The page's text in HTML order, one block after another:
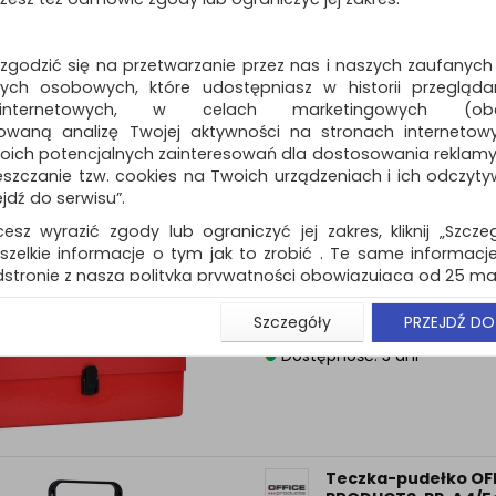
PRODUCTS, PP, A4/
wykonana z utwardzanego
Dostępność: 3 dni
Teczka-pudełko
PRODUCTS, PP, A4/
rączką i zamkiem,
czerwona
wykonana z utwardzanego
Dostępność: 3 dni
Teczka-pudełko
się na przetwarzanie przez nas i naszych
osobowych, które udostępniasz w historii
w celach marketingowych
analizę Twojej aktywności na stronach
potencjalnych zainteresowań dla dostosowania
tzw. cookies na Twoich urządzeniach i ich
do serwisu”.
wyrazić zgody lub ograniczyć jej zakres, kliknij
informacje o tym jak to zrobić . Te same
z naszą polityką prywatności obowiązującą od 25
użytkowników zalogowanych, aby umożliwić
i związane z tym prawidłowe działanie naszej
np. wysłanie potwierdzenia zamówienia na
Państwu prawidłowych informacji o promocjach
ważna jest Państwa wcześniejsza zgoda której
(rozwiń)
Szczegóły PRZEJDŹ